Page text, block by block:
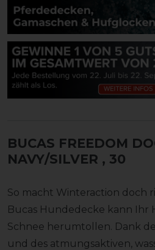
BUCAS FREEDOM
NAVY/SILVER , 30
So macht Winteraction doch
Bucas Hundedecke kann Ihr
Schnee herumtollen. Dank
und des atmungsaktiven,